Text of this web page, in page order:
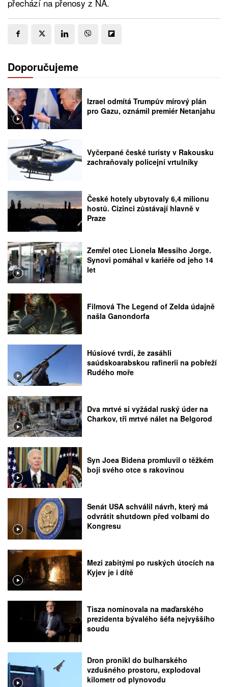
přechází na přenosy z NA.
Doporučujeme
Izrael odmítá Trumpův mírový plán
pro Gazu, oznámil premiér Netanjahu
Vyčerpané české turisty v Rakousku
zachraňovaly policejní vrtulníky
České hotely ubytovaly 6,4 milionu
hostů. Cizinci zůstávají hlavně v
Praze
Zemřel otec Lionela Messiho Jorge.
Synovi pomáhal v kariéře od jeho 14
let
Filmová The Legend of Zelda údajně
našla Ganondorfa
Húsíové tvrdí, že zasáhli
saúdskoarabskou rafinerii na pobřeží
Rudého moře
Dva mrtvé si vyžádal ruský úder na
Charkov, tři mrtvé nálet na Belgorod
Syn Joea Bidena promluvil o těžkém
boji svého otce s rakovinou
Senát USA schválil návrh, který má
odvrátit shutdown před volbami do
Kongresu
Mezi zabitými po ruských útocích na
Kyjev je i dítě
Tisza nominovala na maďarského
prezidenta bývalého šéfa nejvyššího
soudu
Dron pronikl do bulharského
vzdušného prostoru, explodoval
kilometr od plynovodu